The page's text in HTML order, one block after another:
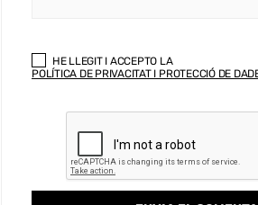
HE LLEGIT I ACCEPTO LA
POLÍTICA DE PRIVACITAT I PROTECCIÓ DE